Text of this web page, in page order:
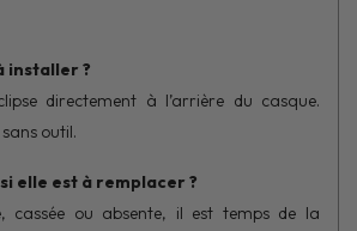
installer ?
directement à l’arrière du casque.
outil.
elle est à remplacer ?
cassée ou absente, il est temps de la